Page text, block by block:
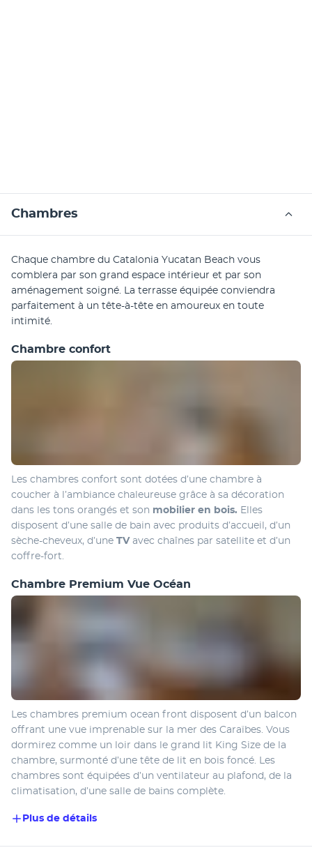
Chambres
Chaque chambre du Catalonia Yucatan Beach vous
comblera par son grand espace intérieur et par son
aménagement soigné. La terrasse équipée conviendra
parfaitement à un tête-à-tête en amoureux en toute
intimité.
Chambre confort
Les chambres confort sont dotées d’une chambre à
coucher à l’ambiance chaleureuse grâce à sa décoration
dans les tons orangés et son mobilier en bois. Elles
disposent d’une salle de bain avec produits d’accueil, d’un
sèche-cheveux, d’une TV avec chaînes par satellite et d’un
coffre-fort.
Chambre Premium Vue Océan
Les chambres premium ocean front disposent d’un balcon
offrant une vue imprenable sur la mer des Caraïbes. Vous
dormirez comme un loir dans le grand lit King Size de la
chambre, surmonté d’une tête de lit en bois foncé. Les
chambres sont équipées d’un ventilateur au plafond, de la
climatisation, d’une salle de bains complète.
Plus de détails